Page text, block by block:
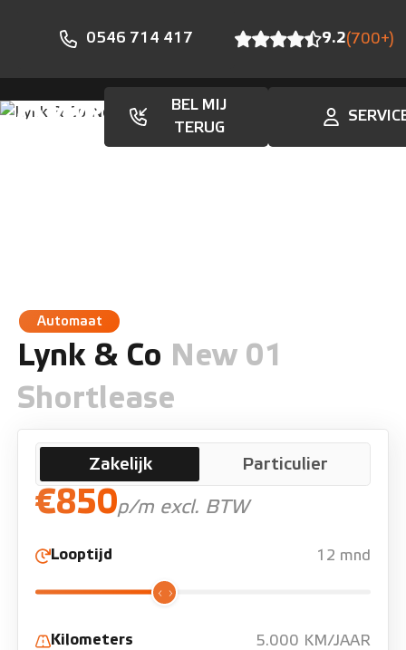
0546 714 417 9.2(700+)
BEL MIJ
TERUG
Automaat
Lynk & Co New 01
Shortlease
Zakelijk Particulier
€850p/m excl. BTW
Looptijd 12 mnd
Kilometers 5.000 KM/JAAR